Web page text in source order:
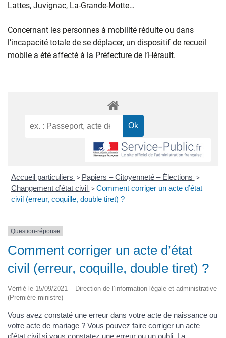
Lattes, Juvignac, La-Grande-Motte…
Concernant les personnes à mobilité réduite ou dans
l’incapacité totale de se déplacer, un dispositif de recueil
mobile a été affecté à la Préfecture de l’Hérault.
Accueil particuliers > Papiers – Citoyenneté – Élections >
Changement d’état civil > Comment corriger un acte d’état
civil (erreur, coquille, double tiret) ?
Question-réponse
Comment corriger un acte d’état
civil (erreur, coquille, double tiret) ?
Vérifié le 15/09/2021 – Direction de l’information légale et administrative
(Première ministre)
Vous avez constaté une erreur dans votre acte de naissance ou
votre acte de mariage ? Vous pouvez faire corriger un acte
d’état civil si vous constatez une erreur ou un oubli. La